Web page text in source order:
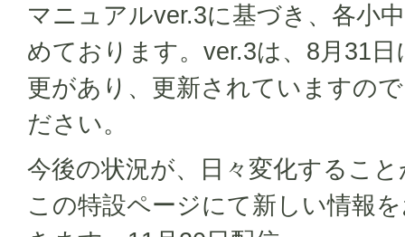
マニュアルver.3に基づき、各小
めております。ver.3は、8月31
更があり、更新されていますの
ださい。
今後の状況が、日々変化するこ
この特設ページにて新しい情報